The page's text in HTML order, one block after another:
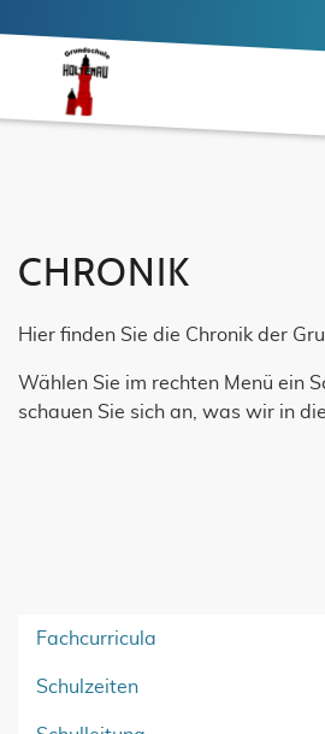
CHRONIK
Hier finden Sie die Chronik der
Wählen Sie im rechten Menü ein
schauen Sie sich an, was wir in
Fachcurricula
Schulzeiten